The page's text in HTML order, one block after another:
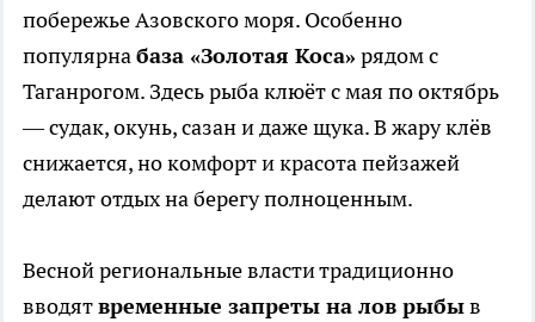
побережье Азовского моря. Особенно
популярнабаза «Золотая Коса» рядом с
Таганрогом. Здесь рыба клюёт с мая по октябрь
— судак, окунь, сазан и даже щука. В жару клёв
снижается, но комфорт и красота пейзажей
делают отдых на берегу полноценным.
Весной региональные власти традиционно
вводятвременные запреты на лов рыбыв